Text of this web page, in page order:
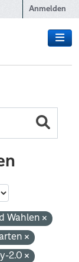
Anmelden
Wahlen
2.0